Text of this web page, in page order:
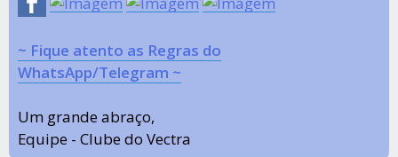
~ Fique atento as Regras do
WhatsApp/Telegram ~
Um grande abraço,
Equipe - Clube do Vectra